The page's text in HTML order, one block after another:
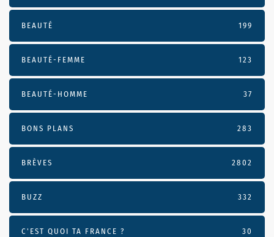
BEAUTÉ 199
BEAUTÉ-FEMME 123
BEAUTÉ-HOMME 37
BONS PLANS 283
BRÈVES 2802
BUZZ 332
C'EST QUOI TA FRANCE ? 30